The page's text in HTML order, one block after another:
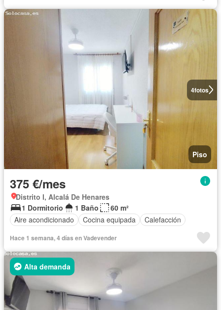
4fotos
Piso
375 €/mes
Distrito I, Alcalá De Henares
1 Dormitorio
1 Baño
60 m²
Aire acondicionado
Cocina equipada Calefacción
Hace 1 semana, 4 días en Vadevender
Alta demanda